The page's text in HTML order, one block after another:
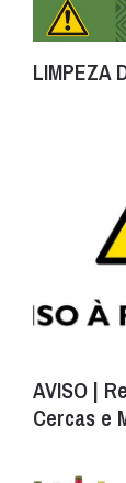
LIMPEZA
AVISO |
Cercas e